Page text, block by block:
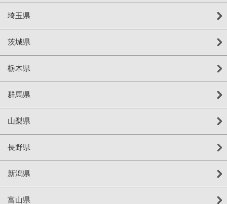
埼玉県
茨城県
栃木県
群馬県
山梨県
長野県
新潟県
富山県